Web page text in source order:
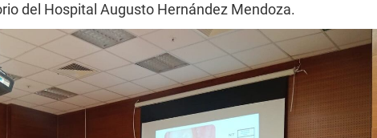
del Hospital Augusto Hernández Mendoza.